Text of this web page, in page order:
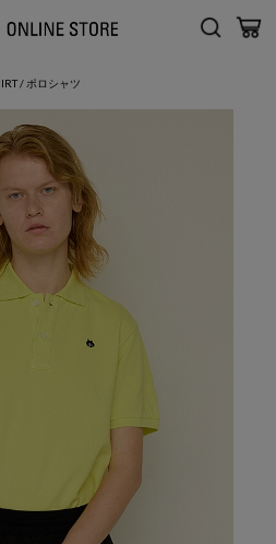
/ ポロシャツ